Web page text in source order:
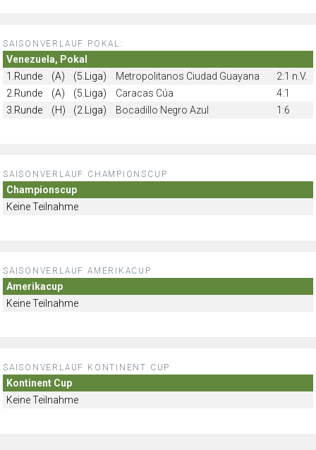
SAISONVERLAUF POKAL:
Venezuela, Pokal
1.Runde
(A) (5.Liga) Metropolitanos Ciudad Guayana
2:1 n.V.
2.Runde
(A) (5.Liga) Caracas Cúa
4:1
3.Runde
(H) (2.Liga) Bocadillo Negro Azul 1:6
SAISONVERLAUF CHAMPIONSCUP
Championscup
Keine Teilnahme
SAISONVERLAUF AMERIKACUP
Amerikacup
Keine Teilnahme
SAISONVERLAUF KONTINENT CUP
Kontinent Cup
Keine Teilnahme